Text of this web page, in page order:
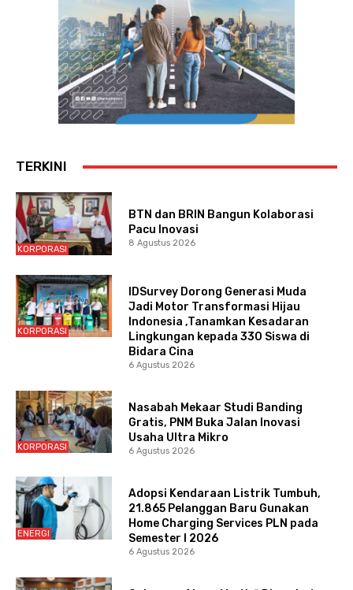
TERKINI
KORPORASI
BTN dan BRIN Bangun Kolaborasi
Pacu Inovasi
8 Agustus 2026
KORPORASI
IDSurvey Dorong Generasi Muda
Jadi Motor Transformasi Hijau
Indonesia ,Tanamkan Kesadaran
Lingkungan kepada 330 Siswa di
Bidara Cina
6 Agustus 2026
KORPORASI
Nasabah Mekaar Studi Banding
Gratis, PNM Buka Jalan Inovasi
Usaha Ultra Mikro
6 Agustus 2026
ENERGI
Adopsi Kendaraan Listrik Tumbuh,
21.865 Pelanggan Baru Gunakan
Home Charging Services PLN pada
Semester I 2026
6 Agustus 2026